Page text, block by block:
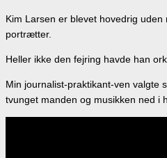
Kim Larsen er blevet hovedrig
portrætter.
Heller ikke den fejring havde han
Min journalist-praktikant-ven valgte
tvunget manden og musikken ned i